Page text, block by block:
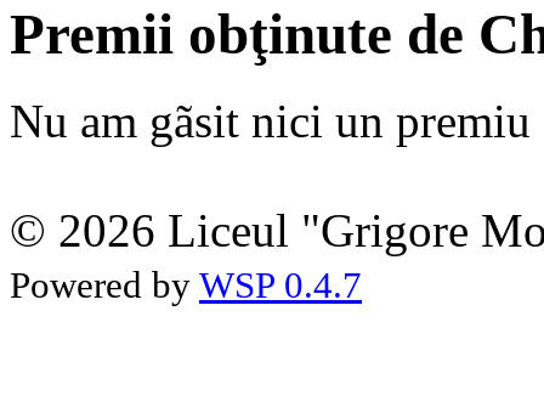
Premii obţinute de
Nu am gãsit nici un premiu
© 2026 Liceul "Grigore
Powered by WSP 0.4.7